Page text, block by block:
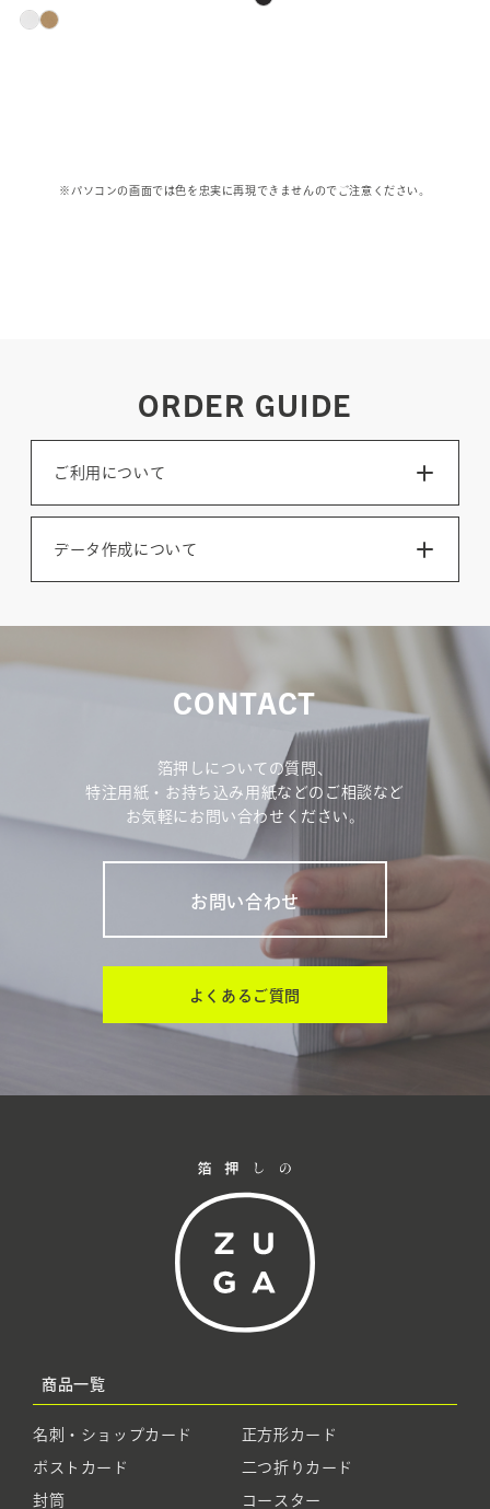
※パソコンの画面では色を忠実に再現できませんのでご注意ください。
ORDER GUIDE
ご利用について
データ作成について
CONTACT
箔押しについての質問、
特注用紙・お持ち込み用紙などのご相談など
お気軽にお問い合わせください。
お問い合わせ
よくあるご質問
商品一覧
名刺・ショップカード 正方形カード
ポストカード 二つ折りカード
封筒 コースター